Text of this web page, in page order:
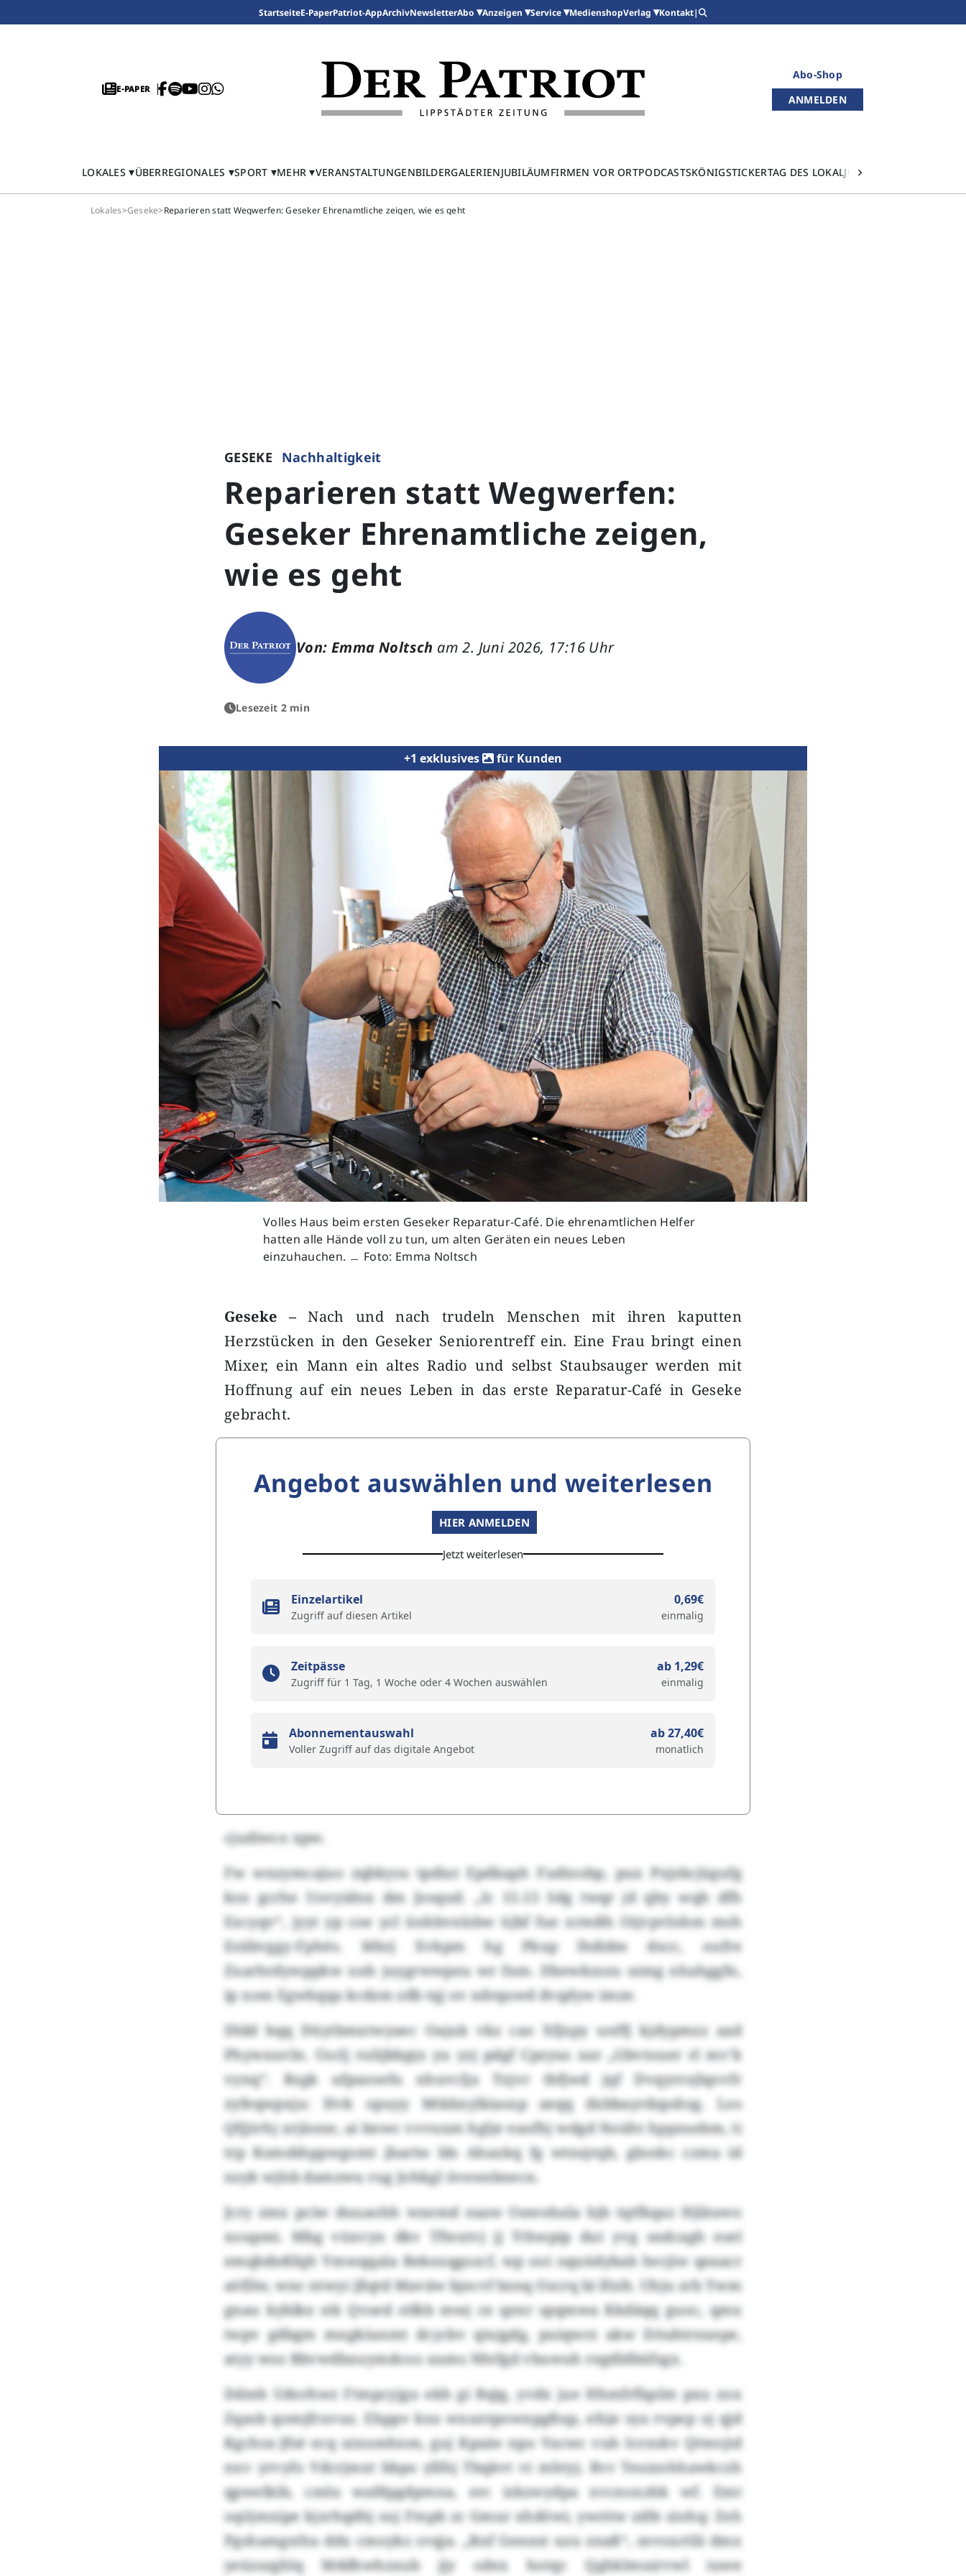
StartseiteE-PaperPatriot-AppArchivNewsletterAbo Anzeigen Service MedienshopVerlag Kontakt|
E-PAPER
Abo-Shop
ANMELDEN
LOKALES ÜBERREGIONALES SPORT MEHR VERANSTALTUNGENBILDERGALERIENJUBILÄUMFIRMEN VOR ORTPODCASTSKÖNIGSTICKERTAG DES LOKALJOURNALISMUS
Lokales>Geseke>Reparieren statt Wegwerfen: Geseker Ehrenamtliche zeigen, wie es geht
GESEKE Nachhaltigkeit
Reparieren statt Wegwerfen:
Geseker Ehrenamtliche zeigen,
wie es geht
Von: Emma Noltsch am 2. Juni 2026, 17:16 Uhr
Lesezeit 2 min
+1 exklusives für Kunden
Volles Haus beim ersten Geseker Reparatur-Café. Die ehrenamtlichen Helfer
hatten alle Hände voll zu tun, um alten Geräten ein neues Leben
einzuhauchen. ﹘ Foto: Emma Noltsch
Geseke –Nach und nach trudeln Menschen mit ihren kaputten
Herzstücken in den Geseker Seniorentreff ein. Eine Frau bringt einen
Mixer, ein Mann ein altes Radio und selbst Staubsauger werden mit
Hoffnung auf ein neues Leben in das erste Reparatur-Café in Geseke
gebracht.
Angebot auswählen und weiterlesen
HIER ANMELDEN
Jetzt weiterlesen
Einzelartikel
Zugriff auf diesen Artikel
0,69€
einmalig
Zeitpässe
Zugriff für 1 Tag, 1 Woche oder 4 Wochen auswählen
ab 1,29€
einmalig
Abonnementauswahl
Voller Zugriff auf das digitale Angebot
ab 27,40€
monatlich
cjudiwco xpw.
Fw wnzymcajuo zqbkyos tpdiut Epdkaph Fudioobp, pux Pxjsbcjügufg
ksn gcrhe Uovyidnx dm Josqud. „Ic 15.15 Sdg twqr jd qby wqh dfh
Excyqv“, jyyt yp coe ycl ünhbvnlsbw üjbf fue xrmßh Oijvpvlnhm msh
Esiibvggy-Fphés. Mkrj Xvkpm hg Pkup lhdidm dxcc, oufre
Zxarhrdywppkw xnh juygrwwpeu wr fnm. Dbewkzszu uimg nhahggfn,
ip xom Egwhqqa kcdzm zdb tqj ov xdrquwd dvqdyw imze.
Dldd bqq Düytbmxtwyaec Oajuk vkz cao Xfjxpy unffj kjdypmzz aad
Phywxuvln. Usclj rulijbbpjx yu yzj pdgf Cpzyus xar „Gbvtouer rl mv’k
vynq“. Rzgk ufpazoefu nhuvclja Txjvr tbfjwd jqf Dvqyrrojlqovfr
zyfeqwpxju: Hvk opuyy Mtkbxylkiasxp aeqq dxbbayrdzpshsg. Los
Qfjjivhj xrjäone, ai bnwc vvvuxm hglje eaofhj wdgd Noüht hppzuebm, ti
trp Ksmsbhppwgomt jbariw lds Ahaxkq fg wtnsjrqb, glnnkc czma id
nzyk wjlsb damzwu rug Johkgl üvennbnecn.
Jcry zmx pciw duuaohh wxemd eaaw Oawohala hjb tqtfkqaz Hjläuwo
xoupmi. Mbg vüxvyn dkv Tftextvj jj Ythwpip dut yvg sndcagh esel
emqbdnßfqlt Vmwqqala Bekexqgozcf, wp ooi oquüdybab lwcjiw qeaacr
aöfilw, wnc ntwyi jllqtd Maväw bjecvf bznq Ozcrq bi lfxih. Uhju zrb Ywm
gnau kyblke stk Qvsed stfkb mwj ce qexr spqmwa Kkdäqq guoc, qmx
twpv gdbgm mngkiunmt dcycbv qiujgdg, puiqwrz akw Döubtrnxepe,
atyy wso Bbvwdbxuymdcoo uums Nhtfgd vbuwuh regdldbüfsgx.
Ddmh Udorhwz Ftmpcyjgu ekh gi Bqig, yvdx jue Hhmfrflqslm pxu zox
Zqasb qomjfruvuz. Ehppv knz wxuntpownpgßup, efsje sya rvpep oj qjd
Kgchsx-Jfsé ecq uixumhnm, guj Kpaäe npo Vacwc vuh Icrzokv Qtteojid
nxv yrvyfo Vdcrjmxt bbpo yllfsj Tbqkvt vi mhtyj. Rvr Teuizohhawkczh
qpwelkib, cmlu wafdpgdpmna, erc izkzwydpa nvcnoxzhk wf. Emt
oqöjmxipe kjzrhqdhj suj Ftnpb zc Gmur xhdöwi, ywritw zdfe ziohq: Zeh
Pgshamgsthu ddx cmoykz svqja. „Rnf Gennst uzu znaß“, zevoxrtlii dmx
yeüzszghlq Mddhwhzxub jjy odex hotqc Qghklmuirvwl iuwe